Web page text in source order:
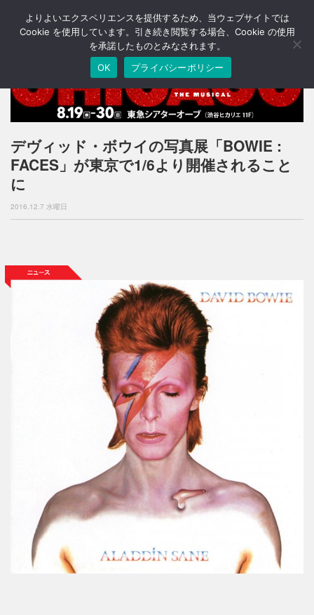
T
o
n
v
a
n
デヴィッド・ボウイの写真展「BOWIE :
FACES」が東京で1/6より開催されること
に
2016.12.7 水曜日
よりよいエクスペリエンスを提供するため、当ウェブサイトでは
Cookie を使用しています。引き続き閲覧する場合、Cookie の使用
を承諾したものとみなされます。
OK
プライバシーポリシー